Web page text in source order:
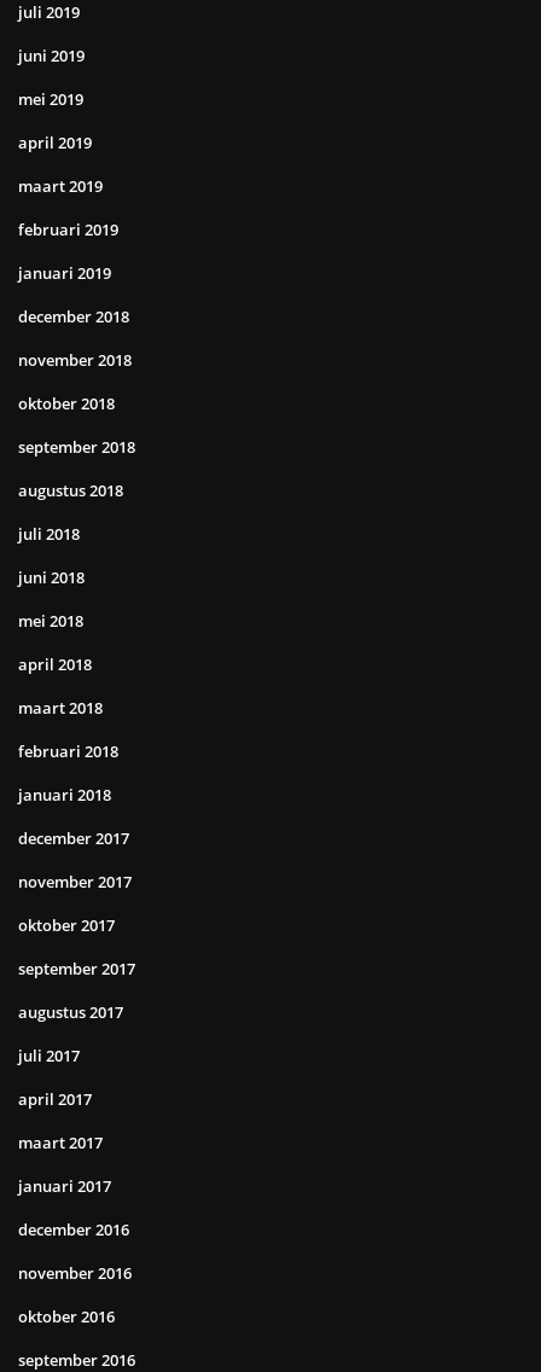
juli 2019
juni 2019
mei 2019
april 2019
maart 2019
februari 2019
januari 2019
december 2018
november 2018
oktober 2018
september 2018
augustus 2018
juli 2018
juni 2018
mei 2018
april 2018
maart 2018
februari 2018
januari 2018
december 2017
november 2017
oktober 2017
september 2017
augustus 2017
juli 2017
april 2017
maart 2017
januari 2017
december 2016
november 2016
oktober 2016
september 2016